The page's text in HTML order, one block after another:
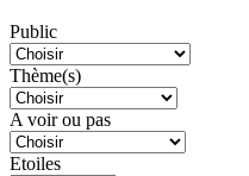
Public
Thème(s)
A voir ou pas
Etoiles